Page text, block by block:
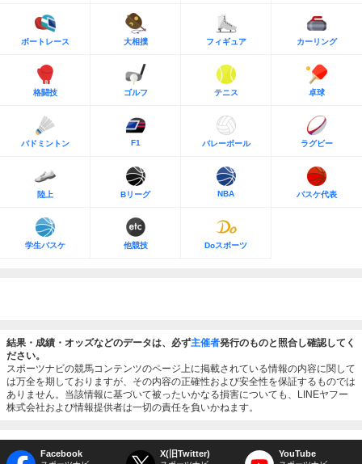
ボートレース 大相撲 フィギュア カーリング
格闘技 ゴルフ テニス 卓球
バドミントン F1 バレーボール ラグビー
陸上 Bリーグ NBA バスケ代表
学生バスケ 他競技 Doスポーツ
結果・成績・オッズなどのデータは、必ず主催者発行のものと照合し確認してく
ださい。
スポーツナビの競馬コンテンツのページ上に掲載されている情報の内容に関して
は万全を期しておりますが、その内容の正確性および安全性を保証するものでは
ありません。当該情報に基づいて被ったいかなる損害についても、LINEヤフー
株式会社および情報提供者は一切の責任を負いかねます。
Facebook X(旧Twitter) YouTube